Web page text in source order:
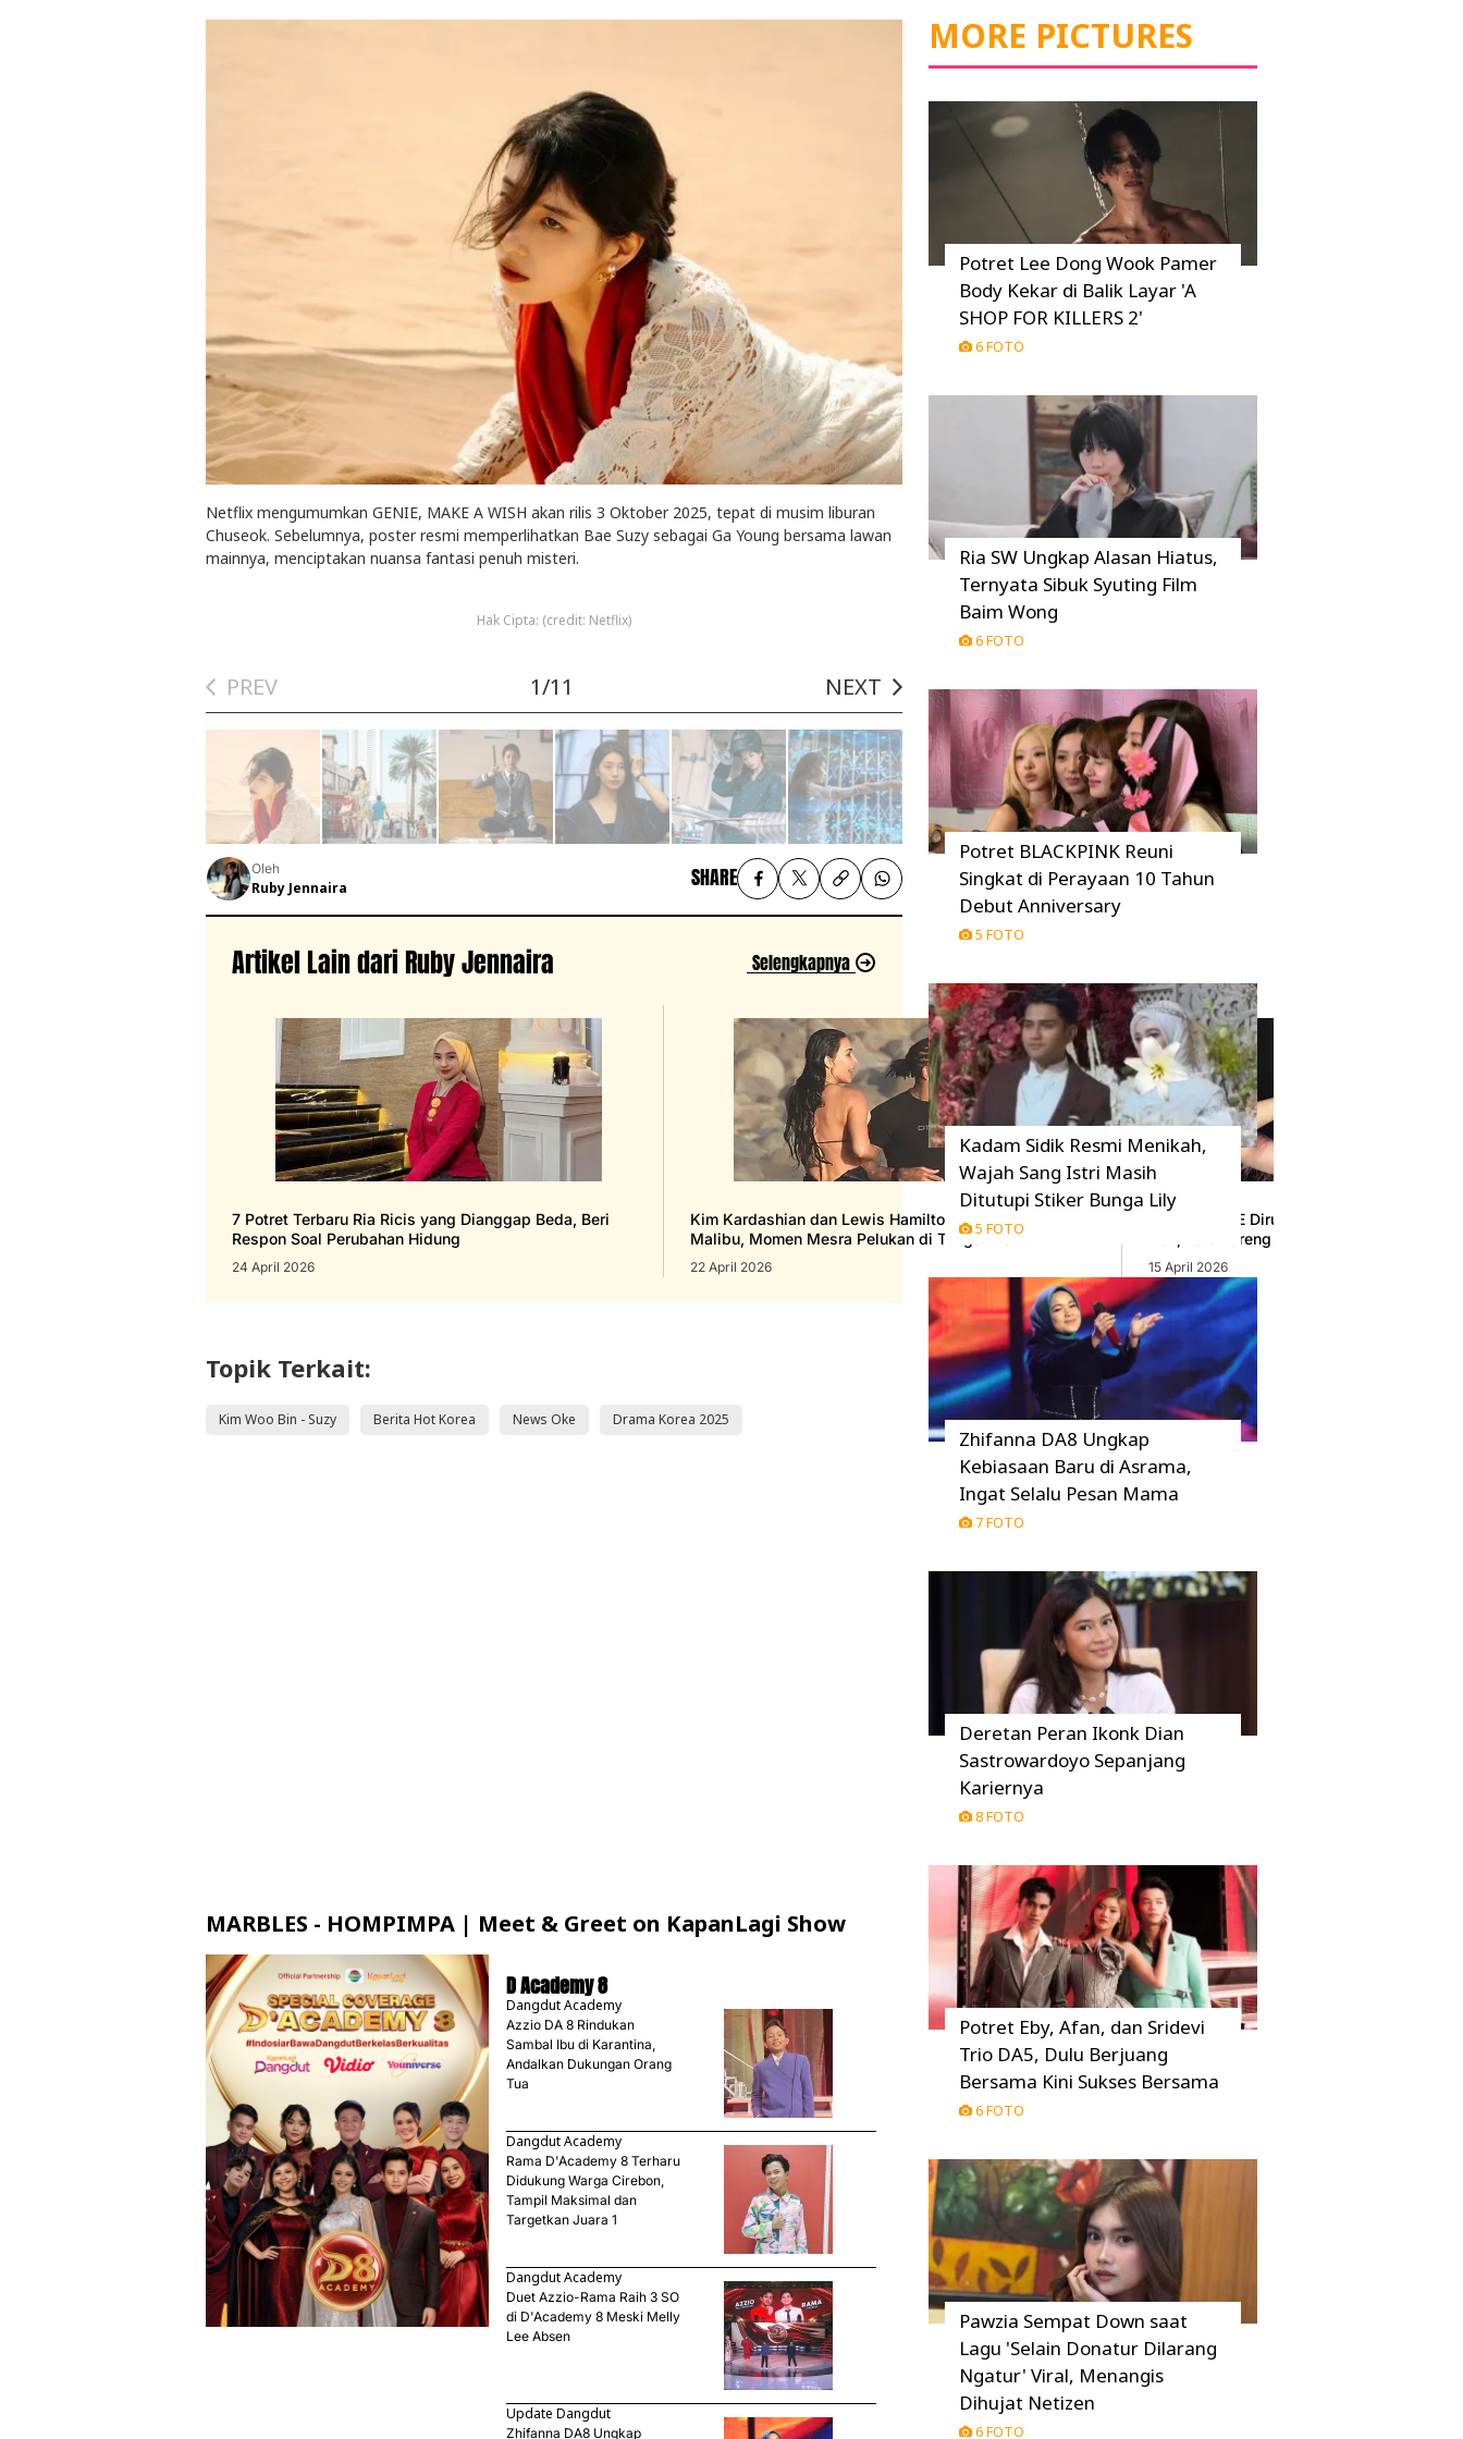
Netflix mengumumkan GENIE, MAKE A WISH akan rilis 3 Oktober 2025, tepat di musim liburan
Chuseok. Sebelumnya, poster resmi memperlihatkan Bae Suzy sebagai Ga Young bersama lawan
mainnya, menciptakan nuansa fantasi penuh misteri.
Hak Cipta: (credit: Netflix)
PREV 1/11 NEXT
Oleh
Ruby Jennaira SHARE
Artikel Lain dari Ruby Jennaira Selengkapnya
7 Potret Terbaru Ria Ricis yang Dianggap Beda, Beri
Respon Soal Perubahan Hidung
24 April 2026
Kim Kardashian dan Lewis Hamilton PDA di Pantai
Malibu, Momen Mesra Pelukan di Tengah Laut
22 April 2026
Tzuyu TWICE Dirumorkan Pacaran dengan
Hsu, Foto Bareng Sang Ibu Bikin Heboh
15 April 2026
Topik Terkait:
Kim Woo Bin - Suzy Berita Hot Korea News Oke Drama Korea 2025
MARBLES - HOMPIMPA | Meet & Greet on KapanLagi Show
D Academy 8
Dangdut Academy
Azzio DA 8 Rindukan
Sambal Ibu di Karantina,
Andalkan Dukungan Orang
Tua
Dangdut Academy
Rama D'Academy 8 Terharu
Didukung Warga Cirebon,
Tampil Maksimal dan
Targetkan Juara 1
Dangdut Academy
Duet Azzio-Rama Raih 3 SO
di D'Academy 8 Meski Melly
Lee Absen
Update Dangdut
Zhifanna DA8 Ungkap
MORE PICTURES
Potret Lee Dong Wook Pamer
Body Kekar di Balik Layar 'A
SHOP FOR KILLERS 2'
6 FOTO
Ria SW Ungkap Alasan Hiatus,
Ternyata Sibuk Syuting Film
Baim Wong
6 FOTO
Potret BLACKPINK Reuni
Singkat di Perayaan 10 Tahun
Debut Anniversary
5 FOTO
Kadam Sidik Resmi Menikah,
Wajah Sang Istri Masih
Ditutupi Stiker Bunga Lily
5 FOTO
Zhifanna DA8 Ungkap
Kebiasaan Baru di Asrama,
Ingat Selalu Pesan Mama
7 FOTO
Deretan Peran Ikonk Dian
Sastrowardoyo Sepanjang
Kariernya
8 FOTO
Potret Eby, Afan, dan Sridevi
Trio DA5, Dulu Berjuang
Bersama Kini Sukses Bersama
6 FOTO
Pawzia Sempat Down saat
Lagu 'Selain Donatur Dilarang
Ngatur' Viral, Menangis
Dihujat Netizen
6 FOTO